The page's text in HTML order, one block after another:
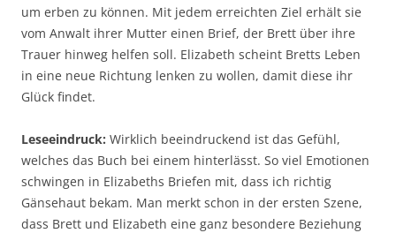
um erben zu können. Mit jedem erreichten Ziel erhält sie
vom Anwalt ihrer Mutter einen Brief, der Brett über ihre
Trauer hinweg helfen soll. Elizabeth scheint Bretts Leben
in eine neue Richtung lenken zu wollen, damit diese ihr
Glück findet.
Leseeindruck: Wirklich beeindruckend ist das Gefühl,
welches das Buch bei einem hinterlässt. So viel Emotionen
schwingen in Elizabeths Briefen mit, dass ich richtig
Gänsehaut bekam. Man merkt schon in der ersten Szene,
dass Brett und Elizabeth eine ganz besondere Beziehung